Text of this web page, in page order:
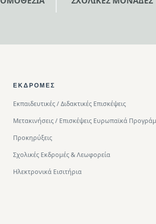
ΕΚΔΡΟΜΈΣ
Εκπαιδευτικές / Διδακτικές Επισκέψεις
Μετακινήσεις / Επισκέψεις Ευρωπαϊκά
Προκηρύξεις
Σχολικές Εκδρομές & Λεωφορεία
Ηλεκτρονικά Εισιτήρια